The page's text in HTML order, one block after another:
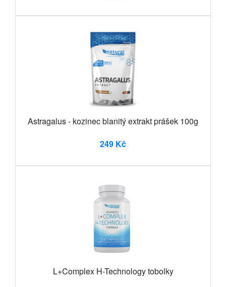
Astragalus - kozinec blanitý extrakt prášek 100g
249 Kč
L+Complex H-Technology tobolky